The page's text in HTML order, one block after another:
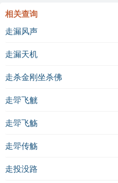
相关查询
走漏风声
走漏天机
走杀金刚坐杀佛
走斝飞觥
走斝飞觞
走斝传觞
走投没路